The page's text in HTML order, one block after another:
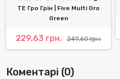
TE Гро Грін | Five Multi Gro
Green
229,63 грн. 249,60 грн.
Коментарі (0)